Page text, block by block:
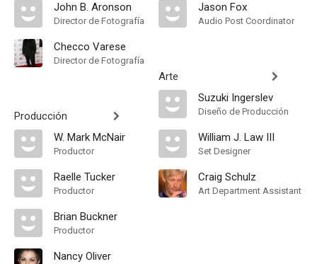
John B. Aronson
Director de Fotografía
Checco Varese
Director de Fotografía
Producción
W. Mark McNair
Productor
Raelle Tucker
Productor
Brian Buckner
Productor
Nancy Oliver
Jason Fox
Audio Post Coordinator
Arte
Suzuki Ingerslev
Diseño de Producción
William J. Law III
Set Designer
Craig Schulz
Art Department Assistant